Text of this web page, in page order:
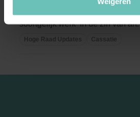
soortgelijk werk’ in de zin van
Hoge Raad Updates Cassatie